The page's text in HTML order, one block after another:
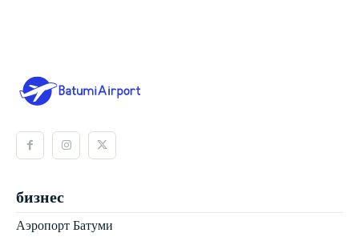
бизнес
Аэропорт Батуми